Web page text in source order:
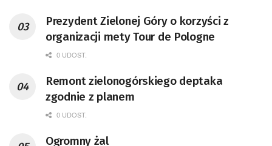
Prezydent Zielonej Góry o korzyści z
organizacji mety Tour de Pologne
0 UDOST.
Remont zielonogórskiego deptaka
zgodnie z planem
0 UDOST.
Ogromny żal